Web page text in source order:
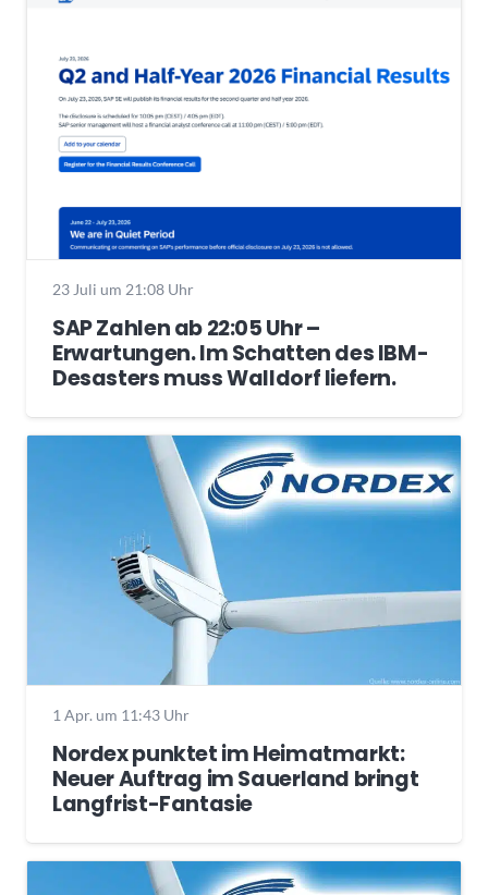
23 Juli um 21:08 Uhr
SAP Zahlen ab 22:05 Uhr –
Erwartungen. Im Schatten des IBM-
Desasters muss Walldorf liefern.
1 Apr. um 11:43 Uhr
Nordex punktet im Heimatmarkt:
Neuer Auftrag im Sauerland bringt
Langfrist-Fantasie